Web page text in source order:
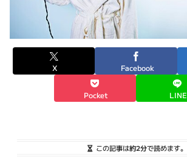
X Facebook
Pocket LINE
この記事は約2分で読めます。